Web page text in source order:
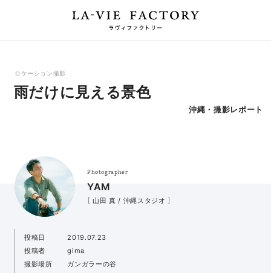
ロケーション撮影
雨だけに見える景色
沖縄・撮影レポート
Photographer
YAM
［ 山田 真 / 沖縄スタジオ ］
投稿日
2019.07.23
投稿者
gima
撮影場所
ガンガラーの谷